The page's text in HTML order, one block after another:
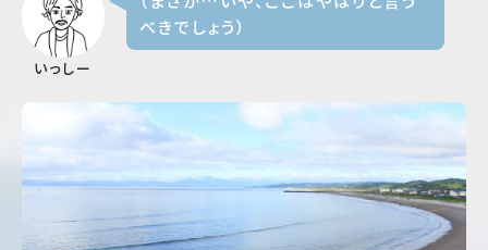
いっしー
べきでしょう）